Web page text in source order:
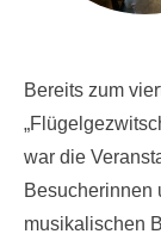
Bereits zum
war die
Besucherinnen
musikalischen